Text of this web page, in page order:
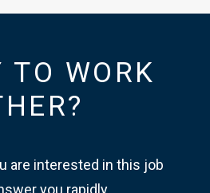
TO WORK
are interested in this job
you rapidly.